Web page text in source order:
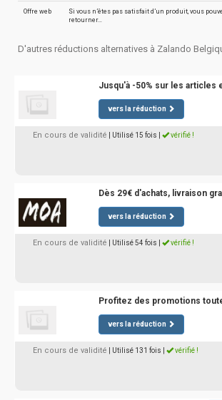
Offre web
Si vous n’êtes pas satisfait d’un produit, vous
retourner…
D'autres réductions alternatives à Zalando
Jusqu'à -50% sur les articles
vers la réduction
En cours de validité | Utilisé 15 fois vérifié !
Dès 29€ d'achats, livraison
vers la réduction
En cours de validité | Utilisé 54 fois vérifié !
Profitez des promotions
vers la réduction
En cours de validité | Utilisé 131 fois vérifié !